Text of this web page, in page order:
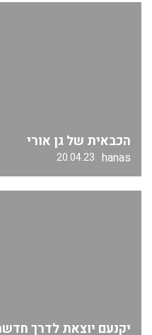
הכבאית של גן אורי
hanas
20.04.23
יקנעם יוצאת לדרך